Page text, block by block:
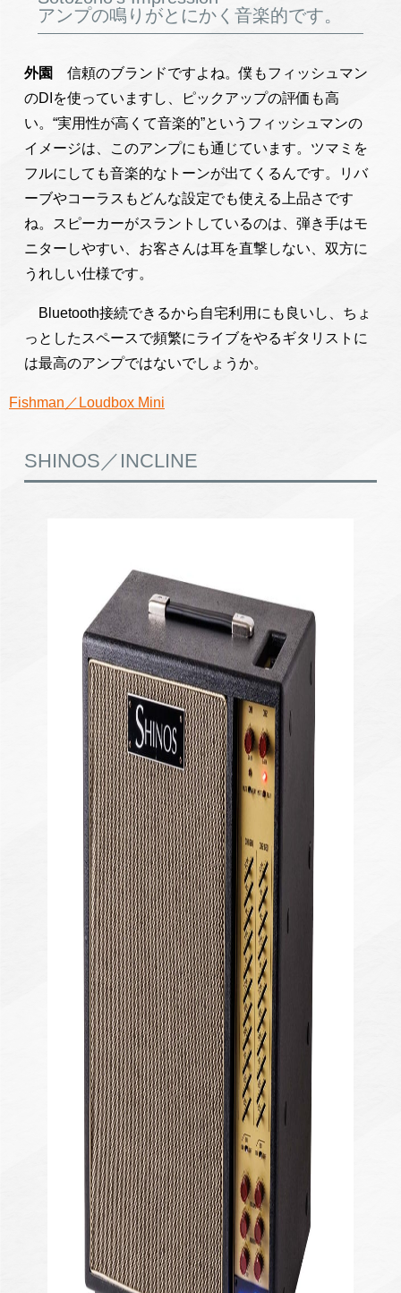
アンプの鳴りがとにかく音楽的です。
外園
信頼のブランドですよね。僕もフィッシュマン
のDIを使っていますし、ピックアップの評価も高
い。“実用性が高くて音楽的”というフィッシュマンの
イメージは、このアンプにも通じています。ツマミを
フルにしても音楽的なトーンが出てくるんです。リバ
ーブやコーラスもどんな設定でも使える上品さです
ね。スピーカーがスラントしているのは、弾き手はモ
ニターしやすい、お客さんは耳を直撃しない、双方に
うれしい仕様です。
Bluetooth接続できるから自宅利用にも良いし、ちょ
っとしたスペースで頻繁にライブをやるギタリストに
は最高のアンプではないでしょうか。
Fishman／Loudbox Mini
SHINOS／INCLINE